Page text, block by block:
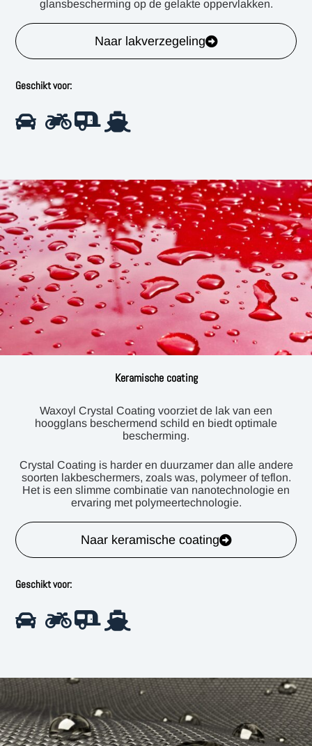
glansbescherming op de gelakte oppervlakken.
Naar lakverzegeling
Geschikt voor:
Keramische coating
Waxoyl Crystal Coating voorziet de lak van een
hoogglans beschermend schild en biedt optimale
bescherming.
Crystal Coating is harder en duurzamer dan alle andere
soorten lakbeschermers, zoals was, polymeer of teflon.
Het is een slimme combinatie van nanotechnologie en
ervaring met polymeertechnologie.
Naar keramische coating
Geschikt voor: